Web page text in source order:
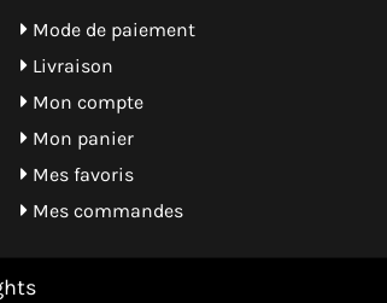
Mode de paiement
Livraison
Mon compte
Mon panier
Mes favoris
Mes commandes